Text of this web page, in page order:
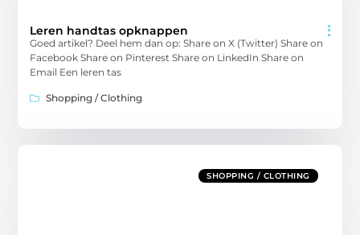
Leren handtas opknappen
Goed artikel? Deel hem dan op: Share on X (Twitter) Share on
Facebook Share on Pinterest Share on LinkedIn Share on
Email Een leren tas
Shopping / Clothing
SHOPPING / CLOTHING